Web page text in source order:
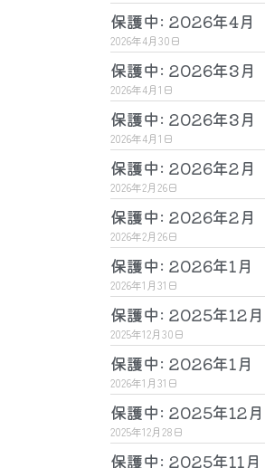
保護中: 2026年4月
2026年4月30日
保護中: 2026年3月
2026年4月1日
保護中: 2026年3月
2026年4月1日
保護中: 2026年2月
2026年2月26日
保護中: 2026年2月
2026年2月26日
保護中: 2026年1月
2026年1月31日
保護中: 2025年12
2025年12月30日
保護中: 2026年1月
2026年1月31日
保護中: 2025年12
2025年12月28日
保護中: 2025年11